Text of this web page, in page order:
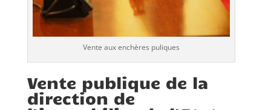
Vente aux enchères puliques
Vente publique de la
direction de